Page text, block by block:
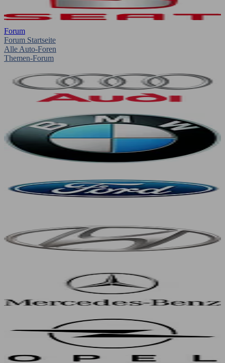
Forum
Forum Startseite
Alle Auto-Foren
Themen-Forum